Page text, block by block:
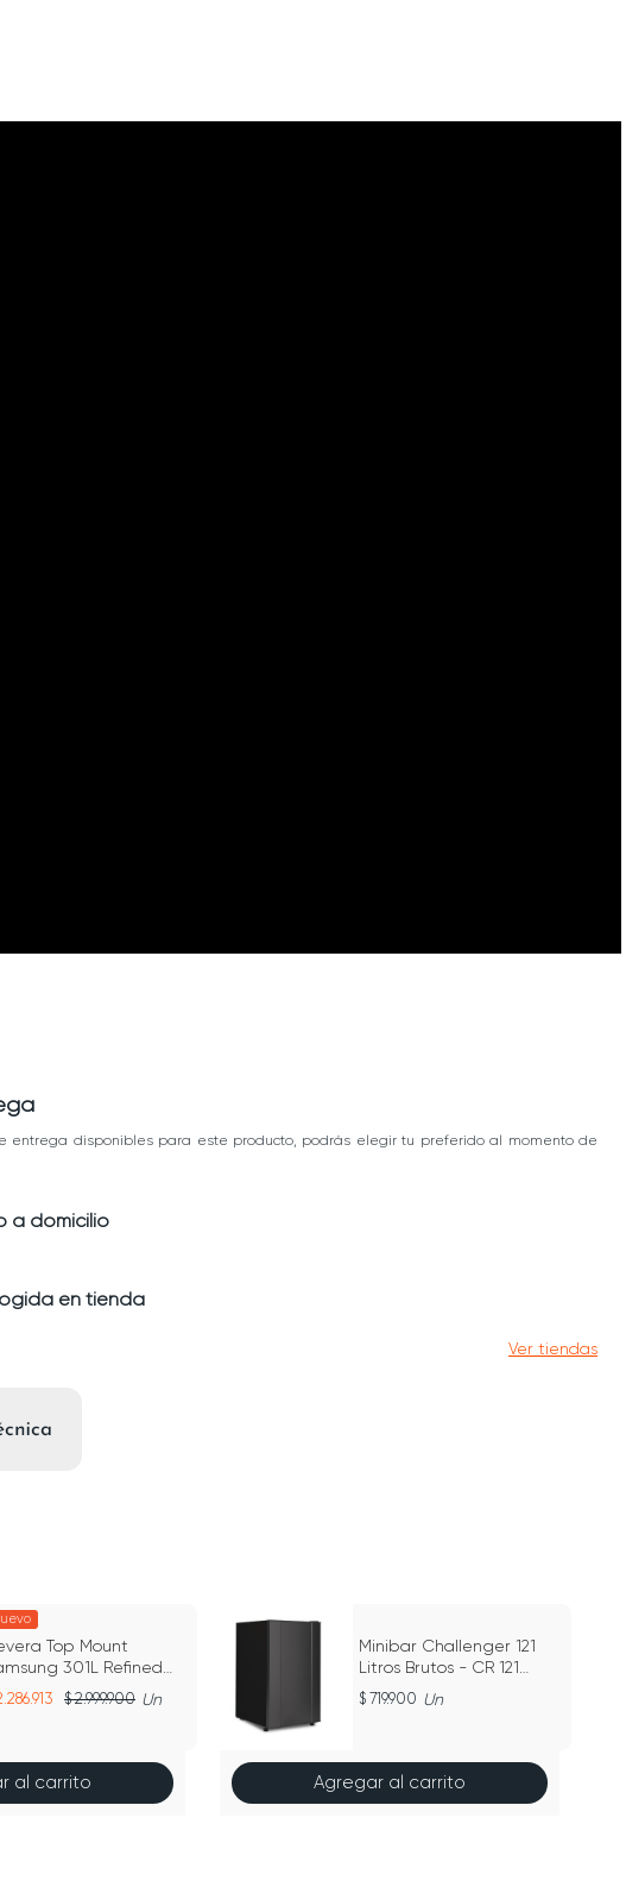
entrega disponibles para este producto, podrás elegir tu preferido al momento de
a domicilio
en tienda
Ver tiendas
Top Mount
301L Refined
2.999.900 Un
al carrito
Minibar Challenger 121
Litros Brutos - CR 121
Titanium Negro
719.900 Un
Agregar al carrito